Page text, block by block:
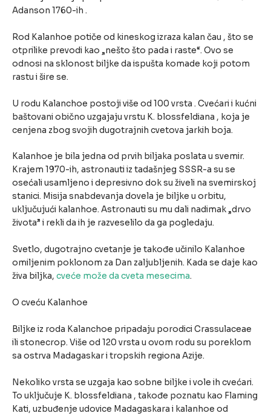
Adanson 1760-ih .
Rod Kalanhoe potiče od kineskog izraza kalan čau , što se
otprilike prevodi kao „nešto što pada i raste“. Ovo se
odnosi na sklonost biljke da ispušta komade koji potom
rastu i šire se.
U rodu Kalanchoe postoji više od 100 vrsta . Cvećari i kućni
baštovani obično uzgajaju vrstu K. blossfeldiana , koja je
cenjena zbog svojih dugotrajnih cvetova jarkih boja.
Kalanhoe je bila jedna od prvih biljaka poslata u svemir.
Krajem 1970-ih, astronauti iz tadašnjeg SSSR-a su se
osećali usamljeno i depresivno dok su živeli na svemirskoj
stanici. Misija snabdevanja dovela je biljke u orbitu,
uključujući kalanhoe. Astronauti su mu dali nadimak „drvo
života” i rekli da ih je razveselilo da ga pogledaju.
Svetlo, dugotrajno cvetanje je takođe učinilo Kalanhoe
omiljenim poklonom za Dan zaljubljenih. Kada se daje kao
živa biljka, cveće može da cveta mesecima.
O cveću Kalanhoe
Biljke iz roda Kalanchoe pripadaju porodici Crassulaceae
ili stonecrop. Više od 120 vrsta u ovom rodu su poreklom
sa ostrva Madagaskar i tropskih regiona Azije.
Nekoliko vrsta se uzgaja kao sobne biljke i vole ih cvećari.
To uključuje K. blossfeldiana , takođe poznatu kao Flaming
Kati, uzbuđenje udovice Madagaskara i kalanhoe od